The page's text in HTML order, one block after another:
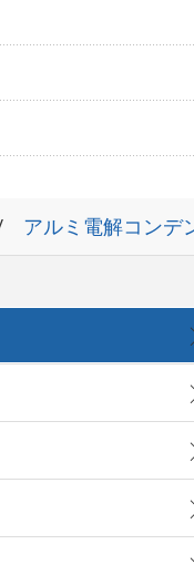
アルミ電解コンデ